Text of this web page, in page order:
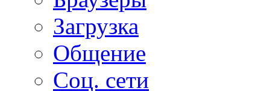
Загрузка
Общение
Соц. сети